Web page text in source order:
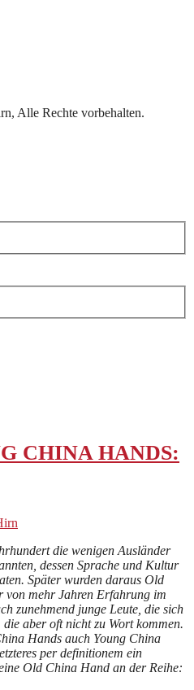
Alle Rechte vorbehalten.
CHINA HANDS:
die wenigen Ausländer
dessen Sprache und Kultur
Später wurden daraus Old
von mehr Jahren Erfahrung im
zunehmend junge Leute, die sich
aber oft nicht zu Wort kommen.
Hands auch Young China
per definitionem ein
Old China Hand an der Reihe: